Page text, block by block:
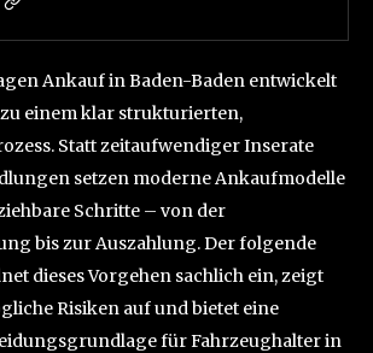
Ankauf in Baden-Baden entwickelt
einem klar strukturierten,
Statt zeitaufwendiger Inserate
setzen moderne Ankaufmodelle
Schritte – von der
bis zur Auszahlung. Der folgende
dieses Vorgehen sachlich ein, zeigt
Risiken auf und bietet eine
für Fahrzeughalter in